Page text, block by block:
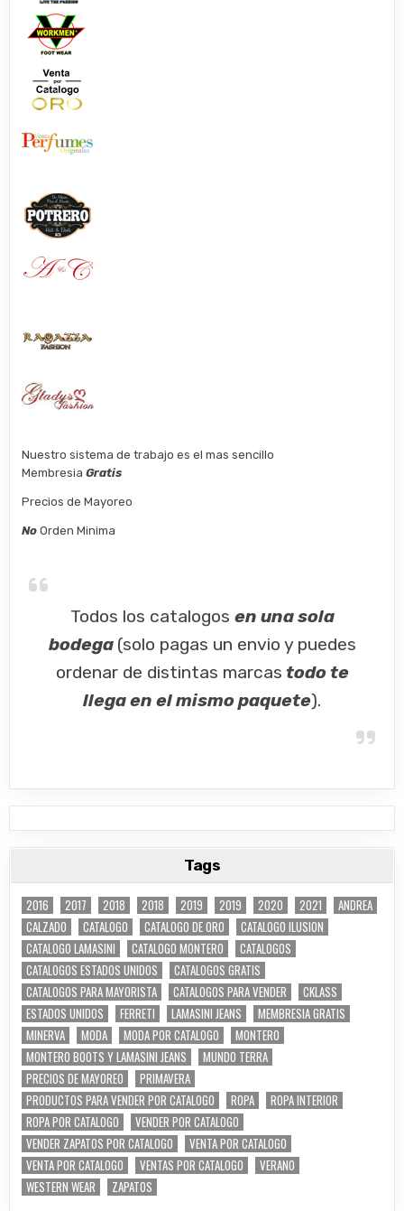
Nuestro sistema de trabajo es el mas sencillo
MembresiaGratis
Precios de Mayoreo
No Orden Minima
Todos los catalogos en una sola
bodega (solo pagas un envio y puedes
ordenar de distintas marcas todo te
llega en el mismo paquete).
Tags
2016 2017 2018 2018 2019 2019 2020 2021
ANDREA
CALZADO
CATALOGO CATALOGO DE ORO
CATALOGO ILUSION
CATALOGO LAMASINI
CATALOGO MONTERO
CATALOGOS
CATALOGOS ESTADOS UNIDOS
CATALOGOS GRATIS
CATALOGOS PARA MAYORISTA
CATALOGOS PARA VENDER
CKLASS
ESTADOS UNIDOS
FERRETI LAMASINI JEANS
MEMBRESIA GRATIS
MINERVA
MODA MODA POR CATALOGO
MONTERO
MONTERO BOOTS Y LAMASINI JEANS
MUNDO TERRA
PRECIOS DE MAYOREO
PRIMAVERA
PRODUCTOS PARA VENDER POR CATALOGO
ROPA
ROPA INTERIOR
ROPA POR CATALOGO
VENDER POR CATALOGO
VENDER ZAPATOS POR CATALOGO
VENTA POR CATALOGO
VENTA POR CATALOGO
VENTAS POR CATALOGO
VERANO
WESTERN WEAR
ZAPATOS